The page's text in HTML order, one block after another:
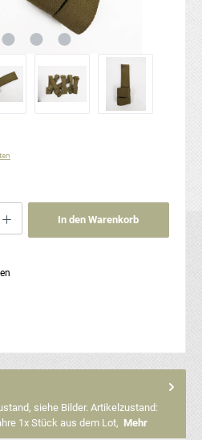
In den Warenkorb
siehe Bilder. Artikelzustand:
1x Stück aus dem Lot, Mehr